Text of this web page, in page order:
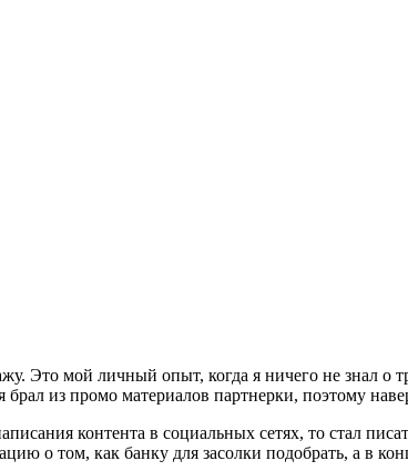
Это мой личный опыт, когда я ничего не знал о
брал из промо материалов партнерки, поэтому
контента в социальных сетях, то стал
о том, как банку для засолки подобрать, а в